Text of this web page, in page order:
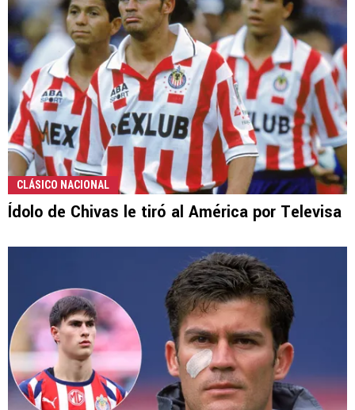
CLÁSICO NACIONAL
Ídolo de Chivas le tiró al América por Televisa